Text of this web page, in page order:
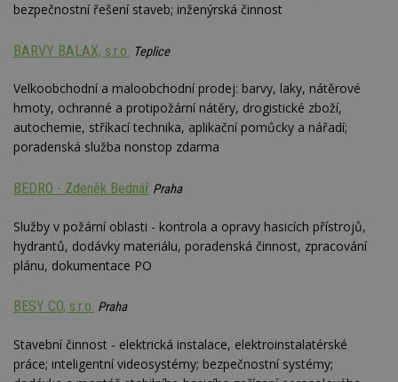
bezpečnostní řešení staveb; inženýrská činnost
BARVY BALAX, s.r.o. Teplice
Velkoobchodní a maloobchodní prodej: barvy, laky, nátěrové
hmoty, ochranné a protipožární nátěry, drogistické zboží,
autochemie, stříkací technika, aplikační pomůcky a nářadí;
poradenská služba nonstop zdarma
BEDRO - Zdeněk Bednář Praha
Služby v požární oblasti - kontrola a opravy hasicích přístrojů,
hydrantů, dodávky materiálu, poradenská činnost, zpracování
plánu, dokumentace PO
BESY CO, s.r.o. Praha
Stavební činnost - elektrická instalace, elektroinstalatérské
práce; inteligentní videosystémy; bezpečnostní systémy;